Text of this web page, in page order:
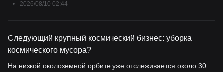
• 2026/08/10 02:44
Следующий крупный космический бизнес: уборка
космического мусора?
На низкой околоземной орбите уже отслеживается около 30